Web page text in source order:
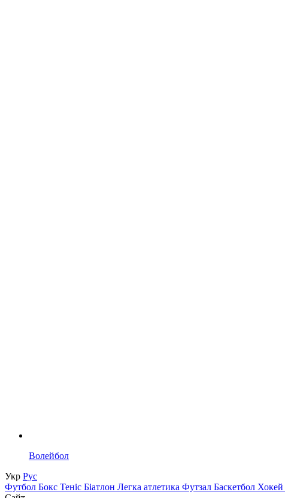
Волейбол
Укр Рус
Футбол Бокс Теніс Біатлон Легка атлетика Футзал Баскетбол Хокей